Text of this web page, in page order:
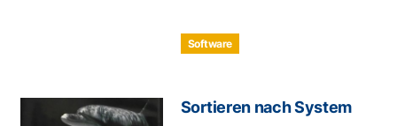
Software
Sortieren nach System